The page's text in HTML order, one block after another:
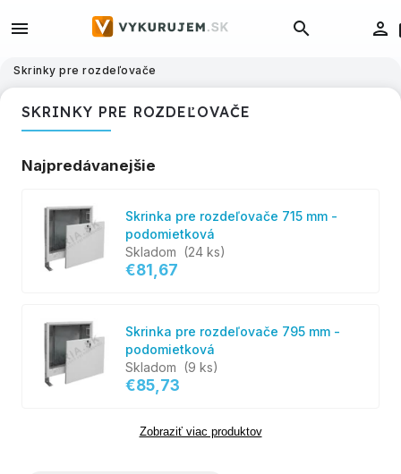
Skrinky pre rozdeľovače
SKRINKY PRE ROZDEĽOVAČE
Najpredávanejšie
Skrinka pre rozdeľovače 715 mm -
podomietková
Skladom (24 ks)
€81,67
Skrinka pre rozdeľovače 795 mm -
podomietková
Skladom (9 ks)
€85,73
Zobraziť viac produktov